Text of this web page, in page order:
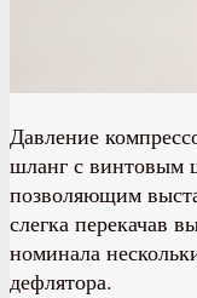
Давление
шланг с винтовым
позволяющим
слегка перекачав
номинала
дефлятора.